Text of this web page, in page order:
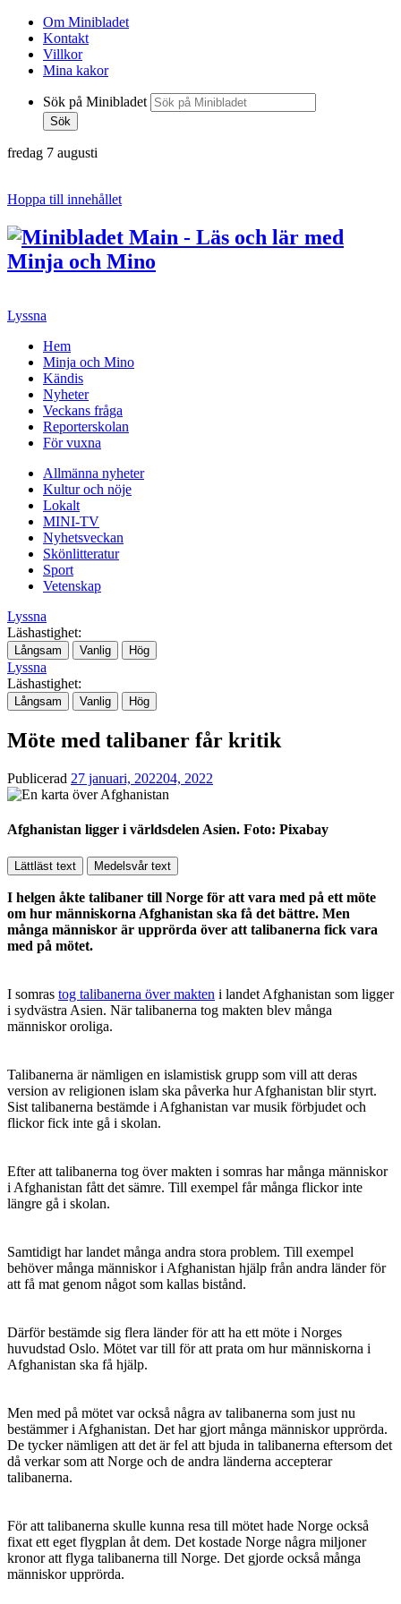
Om Minibladet
Kontakt
Villkor
Mina kakor
Sök på Minibladet
Sök
fredag 7 augusti
Hoppa till innehållet
Lyssna
Hem
Minja och Mino
Kändis
Nyheter
Veckans fråga
Reporterskolan
För vuxna
Allmänna nyheter
Kultur och nöje
Lokalt
MINI-TV
Nyhetsveckan
Skönlitteratur
Sport
Vetenskap
Lyssna
Läshastighet:
Långsam Vanlig Hög
Lyssna
Läshastighet:
Långsam Vanlig Hög
Möte med talibaner får kritik
Publicerad 27 januari, 202204, 2022
Afghanistan ligger i världsdelen Asien. Foto: Pixabay
Lättläst text Medelsvår text
I helgen åkte talibaner till Norge för att vara med på ett möte
om hur människorna Afghanistan ska få det bättre. Men
många människor är upprörda över att talibanerna fick vara
med på mötet.
I somras tog talibanerna över makten i landet Afghanistan som ligger
i sydvästra Asien. När talibanerna tog makten blev många
människor oroliga.
Talibanerna är nämligen en islamistisk grupp som vill att deras
version av religionen islam ska påverka hur Afghanistan blir styrt.
Sist talibanerna bestämde i Afghanistan var musik förbjudet och
flickor fick inte gå i skolan.
Efter att talibanerna tog över makten i somras har många människor
i Afghanistan fått det sämre. Till exempel får många flickor inte
längre gå i skolan.
Samtidigt har landet många andra stora problem. Till exempel
behöver många människor i Afghanistan hjälp från andra länder för
att få mat genom något som kallas bistånd.
Därför bestämde sig flera länder för att ha ett möte i Norges
huvudstad Oslo. Mötet var till för att prata om hur människorna i
Afghanistan ska få hjälp.
Men med på mötet var också några av talibanerna som just nu
bestämmer i Afghanistan. Det har gjort många människor upprörda.
De tycker nämligen att det är fel att bjuda in talibanerna eftersom det
då verkar som att Norge och de andra länderna accepterar
talibanerna.
För att talibanerna skulle kunna resa till mötet hade Norge också
fixat ett eget flygplan åt dem. Det kostade Norge några miljoner
kronor att flyga talibanerna till Norge. Det gjorde också många
människor upprörda.